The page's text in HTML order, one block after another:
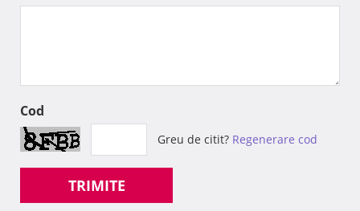
Cod
Greu de citit? Regenerare cod
TRIMITE